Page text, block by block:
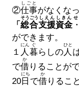
②仕事
しごと
がなくな
「 総合
そうごう
支援
しえん
資金
しきん
・
ができます。
１ 人
にん
暮
ぐ
らしの人
ひと
で借
か
りることが
20 日
にち
で借
か
りるこ